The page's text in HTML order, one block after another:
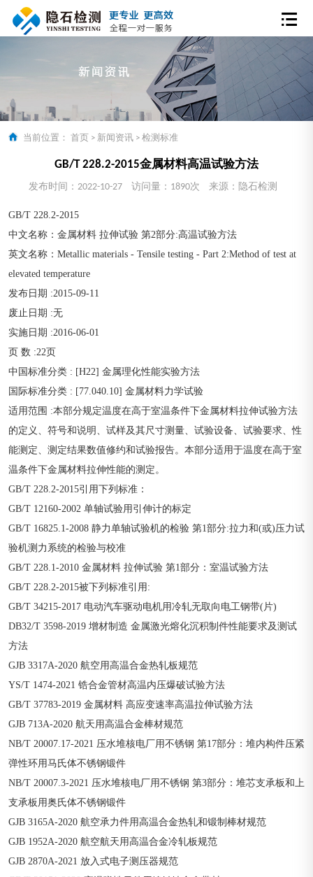
当前位置： 首页 > 新闻资讯 > 检测标准
GB/T 228.2-2015金属材料高温试验方法
发布时间：2022-10-27 访问量：1890次 来源：隐石检测
GB/T 228.2-2015
中文名称：金属材料 拉伸试验 第2部分:高温试验方法
英文名称：Metallic materials - Tensile testing - Part 2:Method of test at
elevated temperature
发布日期 :2015-09-11
废止日期 :无
实施日期 :2016-06-01
页 数 :22页
中国标准分类 : [H22] 金属理化性能实验方法
国际标准分类 : [77.040.10] 金属材料力学试验
适用范围 :本部分规定温度在高于室温条件下金属材料拉伸试验方法
的定义、符号和说明、试样及其尺寸测量、试验设备、试验要求、性
能测定、测定结果数值修约和试验报告。本部分适用于温度在高于室
温条件下金属材料拉伸性能的测定。
GB/T 228.2-2015引用下列标准：
GB/T 12160-2002 单轴试验用引伸计的标定
GB/T 16825.1-2008 静力单轴试验机的检验 第1部分:拉力和(或)压力试
验机测力系统的检验与校准
GB/T 228.1-2010 金属材料 拉伸试验 第1部分：室温试验方法
GB/T 228.2-2015被下列标准引用:
GB/T 34215-2017 电动汽车驱动电机用冷轧无取向电工钢带(片)
DB32/T 3598-2019 增材制造 金属激光熔化沉积制件性能要求及测试
方法
GJB 3317A-2020 航空用高温合金热轧板规范
YS/T 1474-2021 锆合金管材高温内压爆破试验方法
GB/T 37783-2019 金属材料 高应变速率高温拉伸试验方法
GJB 713A-2020 航天用高温合金棒材规范
NB/T 20007.17-2021 压水堆核电厂用不锈钢 第17部分：堆内构件压紧
弹性环用马氏体不锈钢锻件
NB/T 20007.3-2021 压水堆核电厂用不锈钢 第3部分：堆芯支承板和上
支承板用奥氏体不锈钢锻件
GJB 3165A-2020 航空承力件用高温合金热轧和锻制棒材规范
GJB 1952A-2020 航空航天用高温合金冷轧板规范
GJB 2870A-2021 放入式电子测压器规范